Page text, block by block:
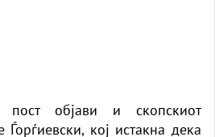
пост објави и скопскиот
кој истакна дека